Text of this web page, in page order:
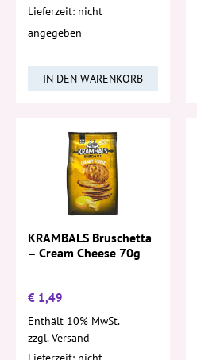
Lieferzeit: nicht
angegeben
IN DEN WARENKORB
KRAMBALS Bruschetta
– Cream Cheese 70g
€ 1,49
Enthält 10% MwSt.
zzgl.Versand